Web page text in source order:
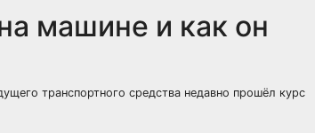
машине и как он
транспортного средства недавно прошёл курс